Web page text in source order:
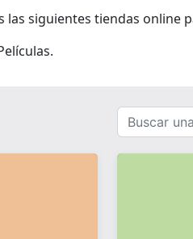
las siguientes tiendas online
Buscar
una
tienda